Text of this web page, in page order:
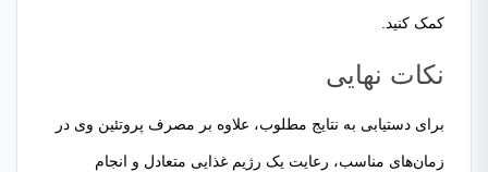
کمک کنید.
نکات نهایی
برای دستیابی به نتایج مطلوب، علاوه بر مصرف پروتئین وی در
زمان‌های مناسب، رعایت یک رژیم غذایی متعادل و انجام